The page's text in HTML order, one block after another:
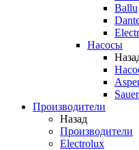
Ballu
Насосы
Производители
Назад
Производители
Electrolux